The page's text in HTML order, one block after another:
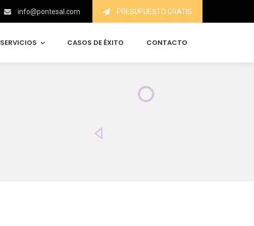
info@pontesal.com PRESUPUESTO GRATIS
SERVICIOS CASOS DE ÉXITO CONTACTO